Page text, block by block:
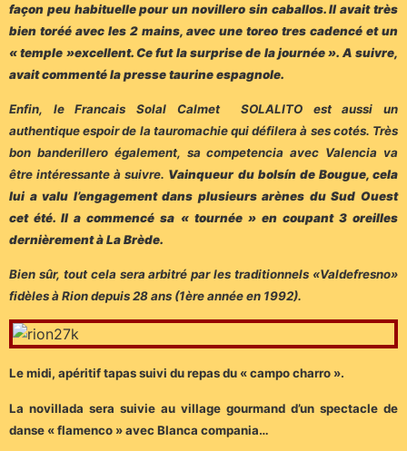
façon peu habituelle pour un novillero sin caballos. Il avait très
bien toréé avec les 2 mains, avec une toreo tres cadencé et un
« temple »excellent. Ce fut la surprise de la journée ». A suivre,
avait commenté la presse taurine espagnole.
Enfin, le Francais Solal Calmet SOLALITO est aussi un
authentique espoir de la tauromachie qui défilera à ses cotés. Très
bon banderillero également, sa competencia avec Valencia va
être intéressante à suivre. Vainqueur du bolsín de Bougue, cela
lui a valu l’engagement dans plusieurs arènes du Sud Ouest
cet été. Il a commencé sa « tournée » en coupant 3 oreilles
dernièrement à La Brède.
Bien sûr, tout cela sera arbitré par les traditionnels «Valdefresno»
fidèles à Rion depuis 28 ans (1ère année en 1992).
Le midi, apéritif tapas suivi du repas du « campo charro ».
La novillada sera suivie au village gourmand d’un spectacle de
danse « flamenco » avec Blanca compania…